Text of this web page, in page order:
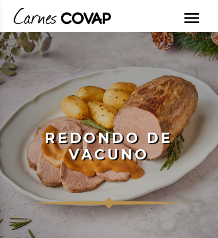
REDONDO DE
VACUNO